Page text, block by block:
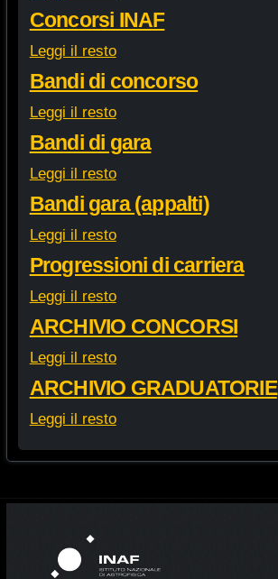
Concorsi INAF
Leggi il resto
Bandi di concorso
Leggi il resto
Bandi di gara
Leggi il resto
Bandi gara (appalti)
Leggi il resto
Progressioni di carriera
Leggi il resto
ARCHIVIO CONCORSI
Leggi il resto
ARCHIVIO GRADUATORIE
Leggi il resto